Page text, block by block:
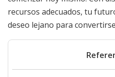
recursos adecuados, tu
deseo lejano para